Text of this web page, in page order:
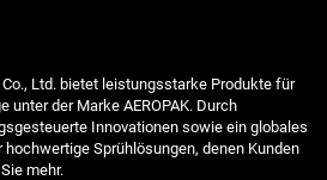
Ltd. bietet leistungsstarke Produkte für
unter der Marke AEROPAK. Durch
Innovationen sowie ein globales
Sprühlösungen, denen Kunden
mehr.